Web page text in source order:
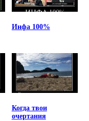
Инфа 100%
Когда твои
очертания